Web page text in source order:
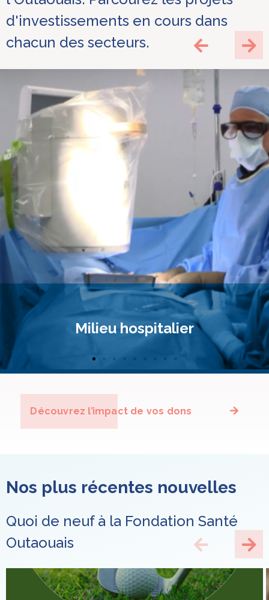
d'investissements en cours dans
chacun des secteurs.
Milieu hospitalier
Découvrez l’impact de vos dons
Nos plus récentes nouvelles
Quoi de neuf à la Fondation Santé
Outaouais